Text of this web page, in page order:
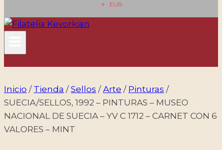
EUR
Inicio / Tienda / Sellos / Arte / Pinturas /
SUECIA/SELLOS, 1992 – PINTURAS – MUSEO
NACIONAL DE SUECIA – YV C 1712 – CARNET CON 6
VALORES – MINT